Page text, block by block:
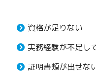
資格が足りない
実務経験が不足し
証明書類が出せな